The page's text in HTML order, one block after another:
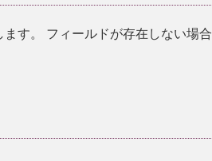
す。 フィールドが存在しない場合